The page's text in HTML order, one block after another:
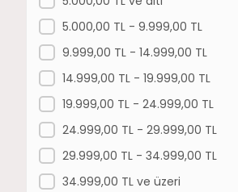
Can-Am Maverick X Rs Turbo Rr Sas
Can-Am Maverick Max X Rs Turbo Rr
Can-Am Maverick Max X Rc Turbo Rr
Can-Am Maverick R X Rs 999T Dct
Can-Am Maverick R X Rs 999T Dct
Sas
5.000,00 TL - 9.999,00 TL
9.999,00 TL - 14.999,00 TL
14.999,00 TL - 19.999,00 TL
19.999,00 TL - 24.999,00 TL
24.999,00 TL - 29.999,00 TL
29.999,00 TL - 34.999,00 TL
34.999,00 TL ve üzeri